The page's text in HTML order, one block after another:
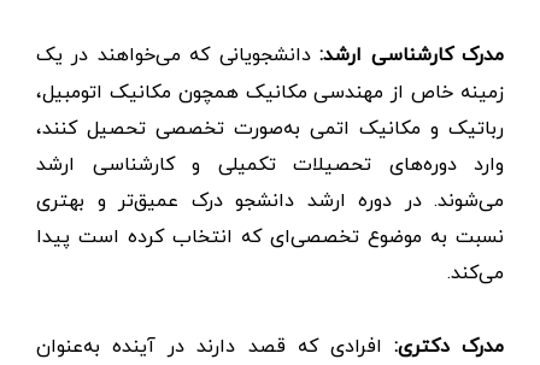
مدرک کارشناسی ارشد:دانشجویانی که می‌خواهند در یک
زمینه خاص از مهندسی مکانیک همچون مکانیک اتومبیل،
رباتیک و مکانیک اتمی به‌صورت تخصصی تحصیل کنند،
وارد دوره‌های تحصیلات تکمیلی و کارشناسی ارشد
می‌شوند. در دوره ارشد دانشجو درک عمیق‌تر و بهتری
نسبت به موضوع تخصصی‌ای که انتخاب کرده است پیدا
می‌کند.
مدرک دکتری: افرادی که قصد دارند در آینده به‌عنوان